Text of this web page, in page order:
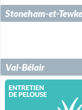
Stoneham-et-
Val-Bélair